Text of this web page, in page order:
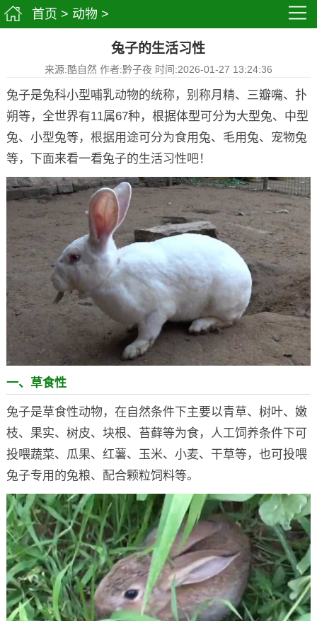
首页 > 动物 >
兔子的生活习性
来源:酷自然 作者:黔子夜 时间:2026-01-27 13:24:36
兔子是兔科小型哺乳动物的统称，别称月精、三瓣嘴、扑
朔等，全世界有11属67种，根据体型可分为大型兔、中型
兔、小型兔等，根据用途可分为食用兔、毛用兔、宠物兔
等，下面来看一看兔子的生活习性吧！
一、草食性
兔子是草食性动物，在自然条件下主要以青草、树叶、嫩
枝、果实、树皮、块根、苔藓等为食，人工饲养条件下可
投喂蔬菜、瓜果、红薯、玉米、小麦、干草等，也可投喂
兔子专用的兔粮、配合颗粒饲料等。